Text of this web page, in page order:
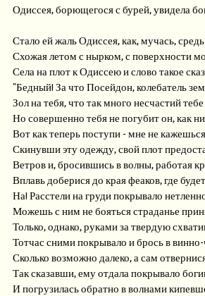
Одиссея, борющегося с бурей, увидела
Стало ей жаль Одиссея, как, мучась,
Схожая летом с нырком, с поверхности
Села на плот к Одиссею и слово такое
"Бедный! За что Посейдон, колебатель
Зол на тебя, что так много несчастий
Но совершенно тебя не погубит он, как
Вот как теперь поступи - мне не
Скинувши эту одежду, свой плот
Ветров и, бросившись в волны, работая
Вплавь доберися до края феаков, где
На! Расстели на груди покрывало
Можешь с ним не бояться страданье
Только, однако, руками за твердую
Тотчас сними покрывало и брось в
Сколько возможно далеко, а сам
Так сказавши, ему отдала покрывало
И погрузилась обратно в волнами